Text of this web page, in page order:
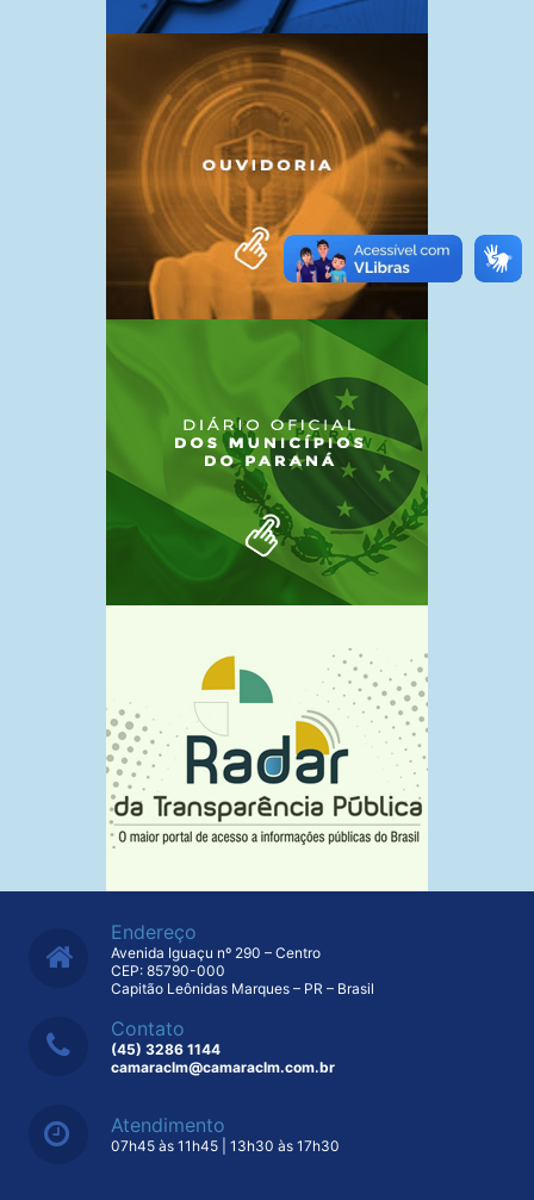
Endereço
Avenida Iguaçu nº 290 – Centro
CEP: 85790-000
Capitão Leônidas Marques – PR – Brasil
Contato
(45) 3286 1144
camaraclm@camaraclm.com.br
Atendimento
07h45 às 11h45 | 13h30 às 17h30